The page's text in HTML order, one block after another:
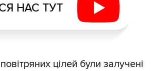
НАС ТУТ
цілей були залучені